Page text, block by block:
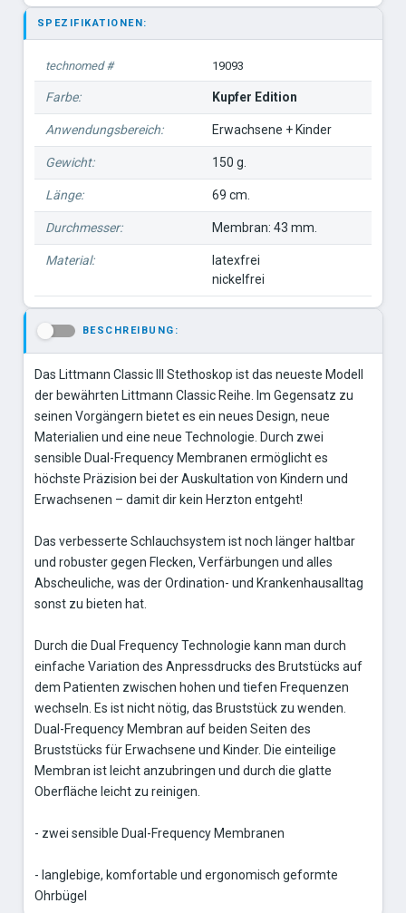
SPEZIFIKATIONEN:
technomed # 19093
Farbe: Kupfer Edition
Anwendungsbereich: Erwachsene + Kinder
Gewicht: 150 g.
Länge: 69 cm.
Durchmesser: Membran: 43 mm.
Material:
latexfrei
nickelfrei
BESCHREIBUNG:
Das Littmann Classic III Stethoskop ist das neueste Modell
der bewährten Littmann Classic Reihe. Im Gegensatz zu
seinen Vorgängern bietet es ein neues Design, neue
Materialien und eine neue Technologie. Durch zwei
sensible Dual-Frequency Membranen ermöglicht es
höchste Präzision bei der Auskultation von Kindern und
Erwachsenen – damit dir kein Herzton entgeht!
Das verbesserte Schlauchsystem ist noch länger haltbar
und robuster gegen Flecken, Verfärbungen und alles
Abscheuliche, was der Ordination- und Krankenhausalltag
sonst zu bieten hat.
Durch die Dual Frequency Technologie kann man durch
einfache Variation des Anpressdrucks des Brutstücks auf
dem Patienten zwischen hohen und tiefen Frequenzen
wechseln. Es ist nicht nötig, das Bruststück zu wenden.
Dual-Frequency Membran auf beiden Seiten des
Bruststücks für Erwachsene und Kinder. Die einteilige
Membran ist leicht anzubringen und durch die glatte
Oberfläche leicht zu reinigen.
- zwei sensible Dual-Frequency Membranen
- langlebige, komfortable und ergonomisch geformte
Ohrbügel